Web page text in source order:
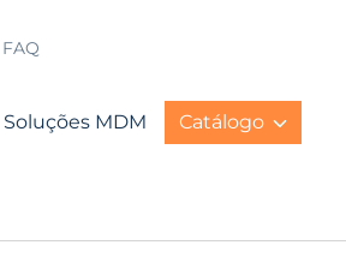
FAQ
Soluções MDM Catálogo